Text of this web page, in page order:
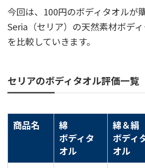
今回は、100円のボディタオルが
Seria（セリア）の天然素材ボデ
を比較していきます。
セリアのボディタオル評価一覧
商品名
綿
ボディタ
オル
綿＆絹
ボディ
オル